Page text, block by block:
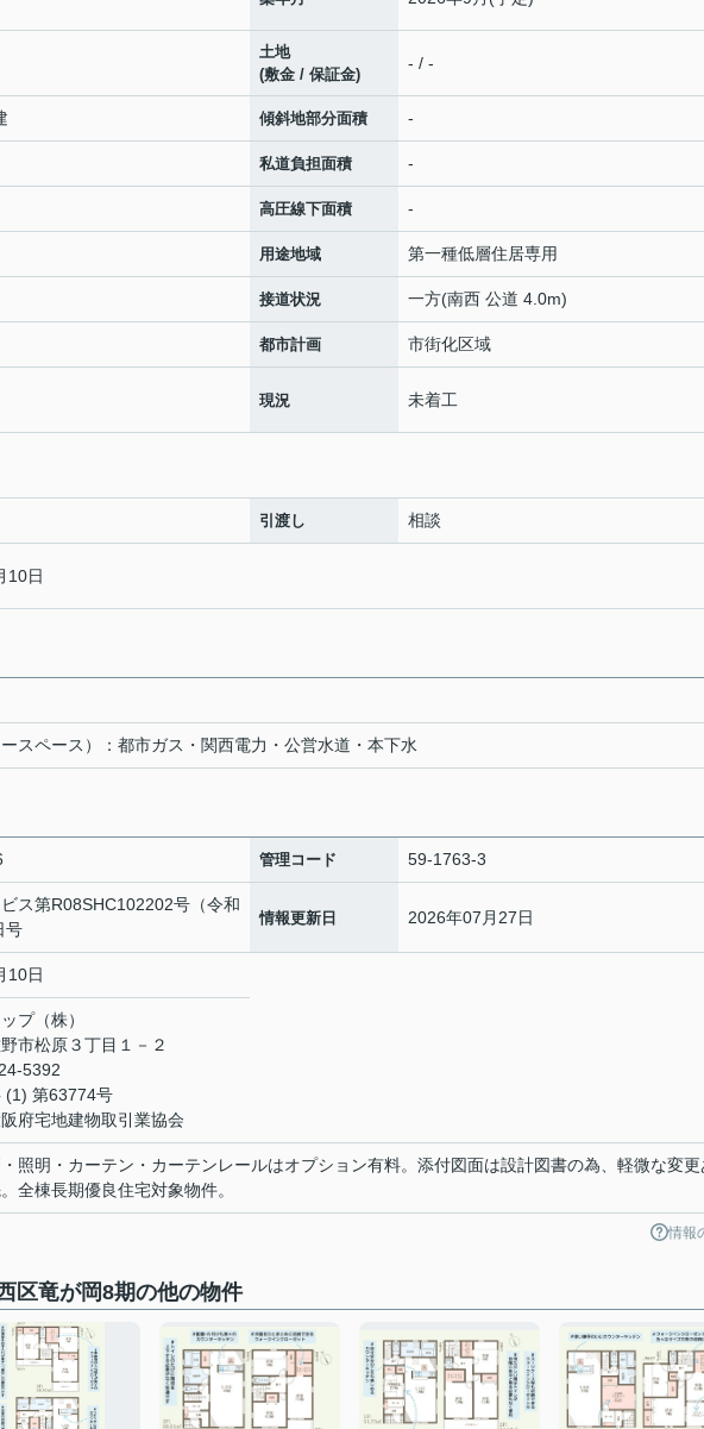
土地
(敷金 / 保証金)
- / -
傾斜地部分面積 -
私道負担面積 -
高圧線下面積 -
用途地域 第一種低層住居専用
接道状況 一方(南西 公道 4.0m)
都市計画 市街化区域
現況 未着工
引渡し 相談
10日
スペース）：都市ガス・関西電力・公営水道・本下水
管理コード 59-1763-3
ス第R08SHC102202号（令和
号
情報更新日 2026年07月27日
10日
プ（株）
市松原３丁目１－２
5392
(1) 第63774号
阪府宅地建物取引業協会
照明・カーテン・カーテンレールはオプション有料。添付図面は設計図書の為、軽微な変更
全棟長期優良住宅対象物件。
情報
区竜が岡8期の他の物件